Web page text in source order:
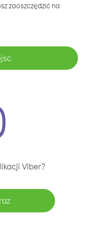
zaoszczędzić na
Viber?